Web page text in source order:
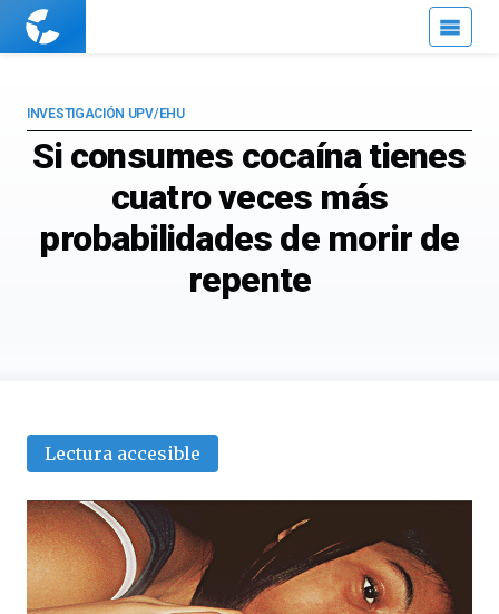
Cuaderno
Si consumes cocaína tienes
cuatro veces más
probabilidades de morir de
repente
INVESTIGACIÓN UPV/EHU
Lectura accesible